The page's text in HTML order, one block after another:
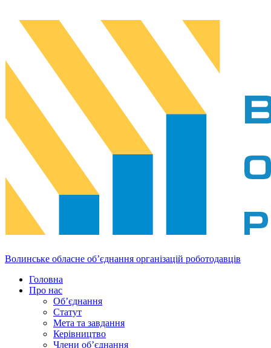
Волинське обласне об’єднання організацій роботодавців
Головна
Про нас
Об’єднання
Статут
Мета та завдання
Керівництво
Члени об’єднання